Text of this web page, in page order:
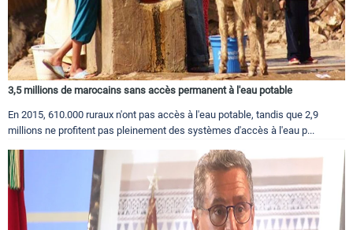
3,5 millions de marocains sans accès permanent à l'eau potable
En 2015, 610.000 ruraux n'ont pas accès à l'eau potable, tandis que 2,9
millions ne profitent pas pleinement des systèmes d'accès à l'eau p...